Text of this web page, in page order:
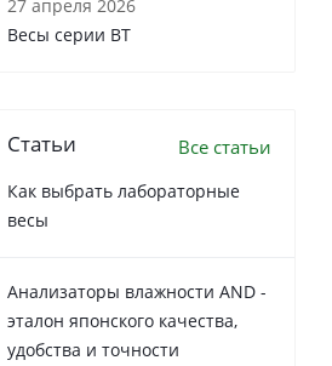
27 апреля 2026
Весы серии ВТ
Статьи Все статьи
Как выбрать лабораторные
весы
Анализаторы влажности AND -
эталон японского качества,
удобства и точности